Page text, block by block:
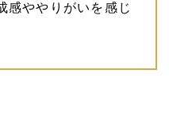
感ややりがいを感じ